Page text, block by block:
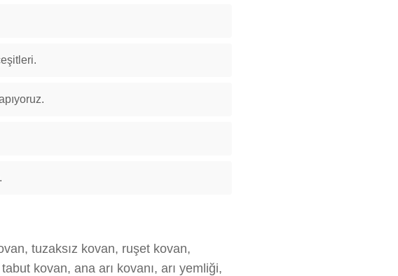
tuzaksız kovan, ruşet kovan,
kovan, ana arı kovanı, arı yemliği,